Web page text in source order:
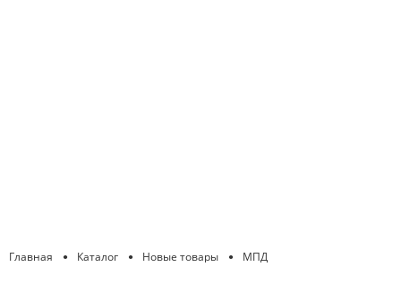
Главная Каталог Новые товары МПД